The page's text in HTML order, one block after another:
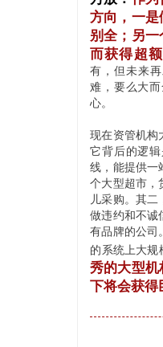
方向，一
别全；另
而获得超额
有，但未来
难，要么大
心。
现在资管机构
它背后的逻
线，能提供一
个大型超市，
儿采购。其二
做违约和不诚
有品牌的公司
的系统上大规
秀的大型
下将会获得